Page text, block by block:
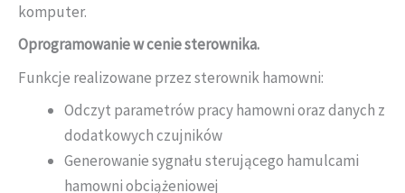
komputer.
Oprogramowanie w cenie sterownika.
Funkcje realizowane przez sterownik hamowni:
Odczyt parametrów pracy hamowni oraz danych z
dodatkowych czujników
Generowanie sygnału sterującego hamulcami
hamowni obciążeniowej